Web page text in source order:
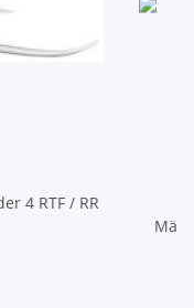
4 RTF / RR